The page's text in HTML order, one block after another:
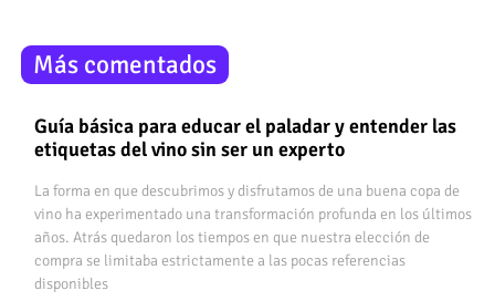
Más comentados
Guía básica para educar el paladar y entender las
etiquetas del vino sin ser un experto
La forma en que descubrimos y disfrutamos de una buena copa de
vino ha experimentado una transformación profunda en los últimos
años. Atrás quedaron los tiempos en que nuestra elección de
compra se limitaba estrictamente a las pocas referencias
disponibles